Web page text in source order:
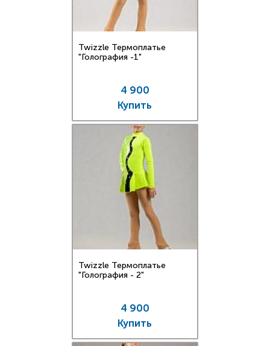
Twizzle Термоплатье
"Голография -1"
4 900
Купить
Twizzle Термоплатье
"Голография - 2"
4 900
Купить